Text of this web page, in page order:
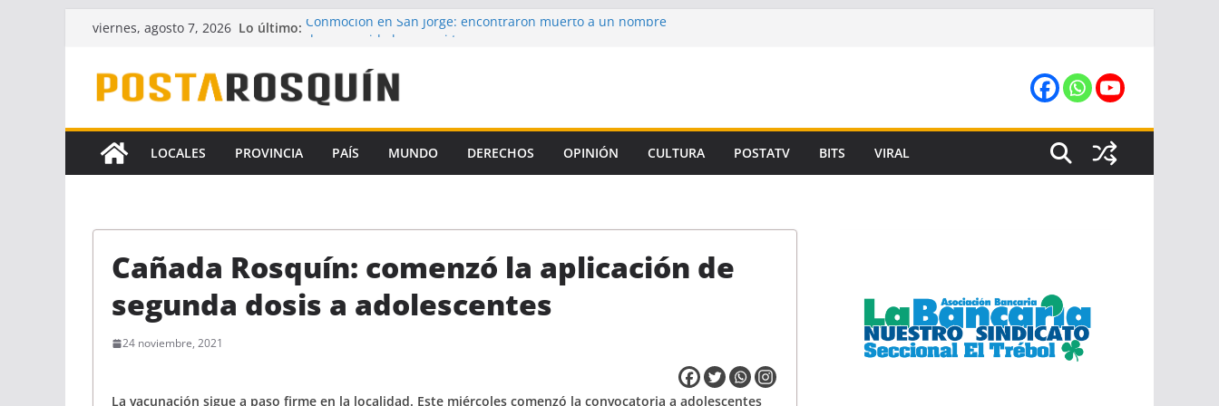
Saltar
contenido
viernes, agosto 7, 2026 Lo último: Conmoción en San Jorge: encontraron muerto a un hombre
Crece la hipótesis de un autor intelectual en el crimen de
Florencia Gómez
la Ley de Financiamiento Universitario
Identificaron a un preso de Santa Fe como uno de los
coautores del femicidio de Florencia Gómez
LOCALES PROVINCIA PAÍS MUNDO DERECHOS OPINIÓN CULTURA POSTATV BITS VIRAL
Cañada Rosquín: comenzó la aplicación de
segunda dosis a adolescentes
24 noviembre, 2021
La vacunación sigue a paso firme en la localidad. Este miércoles comenzó la convocatoria a adolescentes